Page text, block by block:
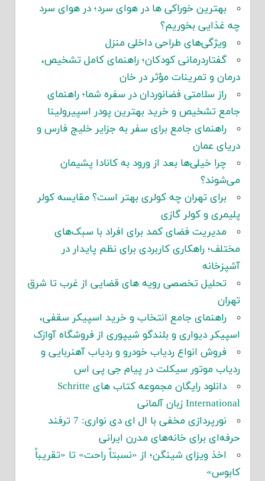
بهترین خوراکی ها در هوای سرد؛ در هوای سرد
چه غذایی بخوریم؟
ویژگی‌های طراحی داخلی منزل
گفتاردرمانی کودکان؛ راهنمای کامل تشخیص،
درمان و تمرینات مؤثر در خان
راز سلامتی فضانوردان در سفره شما؛ راهنمای
جامع تشخیص و خرید بهترین پودر اسپیرولینا
راهنمای جامع برای سفر به جزایر خلیج فارس و
دریای عمان
چرا خیلی‌ها بعد از ورود به کانادا پشیمان
می‌شوند؟
برای تهران چه کولری بهتر است؟ مقایسه کولر
پلیمری و کولر گازی
مدیریت فضای کمد برای افراد با سبک‌های
مختلف؛ راهکاری کاربردی برای نظم پایدار در
آشپزخانه
تحلیل تخصصی رویه های قضایی از غرب تا شرق
تهران
راهنمای جامع انتخاب و خرید اسپیکر سقفی،
اسپیکر دیواری و بلندگو شیپوری از فروشگاه آوازک
فروش انواع ردیاب خودرو و ردیاب آهنربایی و
ردیاب موتور سیکلت در پیام جی پی اس
دانلود رایگان مجموعه کتاب های Schritte
International زبان آلمانی
نورپردازی مخفی با ال ای دی نواری: 7 ترفند
حرفه‌ای برای خانه‌های مدرن ایرانی
اخذ ویزای شینگن؛ از «نسبتاً راحت» تا «تقریباً
کابوس»